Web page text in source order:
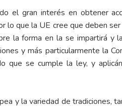
el gran interés en obtener
lo que la UE cree que deben
la forma en la se impartirá y
y más particularmente la
que se cumple la ley, y
y la variedad de tradiciones,